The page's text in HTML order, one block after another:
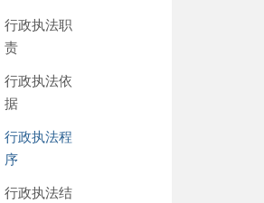
行政执法职
责
行政执法依
据
行政执法程
序
行政执法结